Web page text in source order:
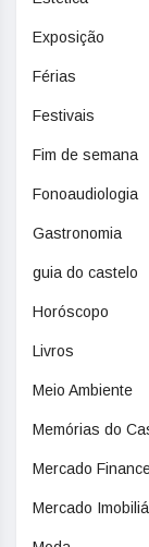
Exposição
Férias
Festivais
Fim de semana
Fonoaudiologia
Gastronomia
guia do castelo
Horóscopo
Livros
Meio Ambiente
Memórias do
Mercado
Mercado